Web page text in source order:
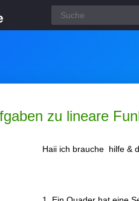
zu lineare
Haii ich brauche hilfe &